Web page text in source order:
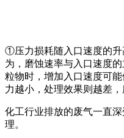
①压力损耗随入口速度的升
为，磨蚀速率与入口速度
粒物时，增加入口速度可
力越小，处理效果则越差，
化工行业排放的废气一直
理。